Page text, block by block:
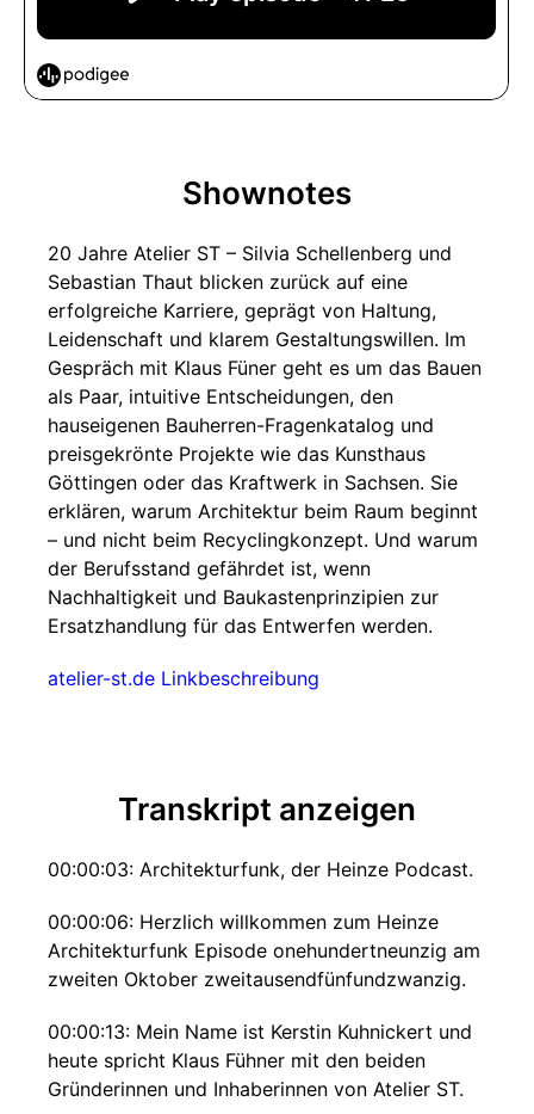
Shownotes
20 Jahre Atelier ST – Silvia Schellenberg und
Sebastian Thaut blicken zurück auf eine
erfolgreiche Karriere, geprägt von Haltung,
Leidenschaft und klarem Gestaltungswillen. Im
Gespräch mit Klaus Füner geht es um das Bauen
als Paar, intuitive Entscheidungen, den
hauseigenen Bauherren-Fragenkatalog und
preisgekrönte Projekte wie das Kunsthaus
Göttingen oder das Kraftwerk in Sachsen. Sie
erklären, warum Architektur beim Raum beginnt
– und nicht beim Recyclingkonzept. Und warum
der Berufsstand gefährdet ist, wenn
Nachhaltigkeit und Baukastenprinzipien zur
Ersatzhandlung für das Entwerfen werden.
atelier-st.de Linkbeschreibung
Transkript anzeigen
00:00:03: Architekturfunk, der Heinze Podcast.
00:00:06: Herzlich willkommen zum Heinze
Architekturfunk Episode onehundertneunzig am
zweiten Oktober zweitausendfünfundzwanzig.
00:00:13: Mein Name ist Kerstin Kuhnickert und
heute spricht Klaus Fühner mit den beiden
Gründerinnen und Inhaberinnen von Atelier ST.